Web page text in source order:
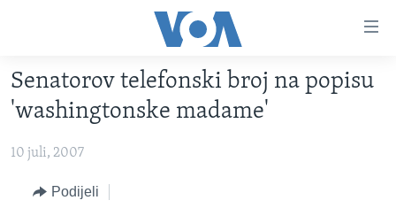
glavni
sadržaj
na
navigaciju
FOTOGRAFIJE DANA
VIJESTI
Senatorov telefonski broj na popisu
'washingtonske madame'
10 juli, 2007
Podijeli